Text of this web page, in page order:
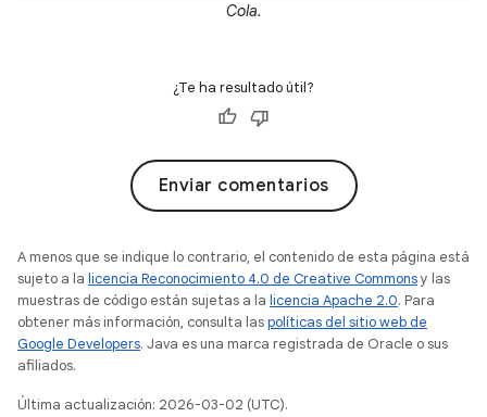
Cola.
¿Te ha resultado útil?
Enviar comentarios
A menos que se indique lo contrario, el contenido de esta página está
sujeto a la licencia Reconocimiento 4.0 de Creative Commonsy las
muestras de código están sujetas a la licencia Apache 2.0. Para
obtener más información, consulta laspolíticas del sitio web de
Google Developers. Java es una marca registrada de Oracle o sus
afiliados.
Última actualización: 2026-03-02 (UTC).